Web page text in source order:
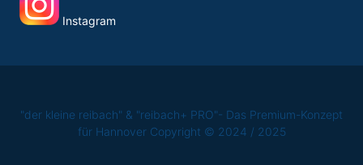
Instagram
"der kleine reibach" & "reibach+ PRO"- Das Premium-Konzept
für Hannover Copyright © 2024 / 2025